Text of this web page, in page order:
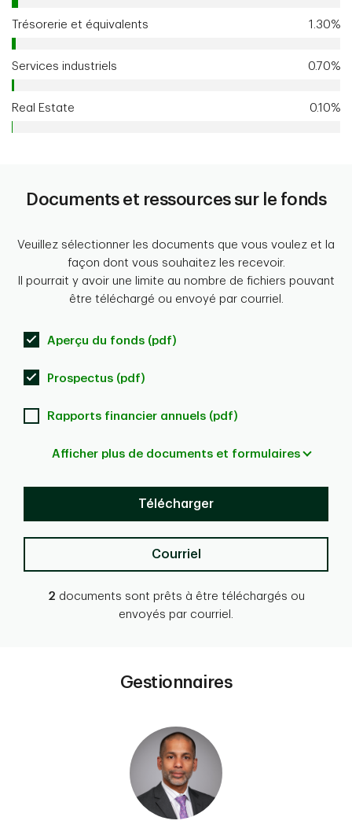
Trésorerie et équivalents 1.30%
Services industriels 0.70%
Real Estate 0.10%
Documents et ressources sur le fonds
Veuillez sélectionner les documents que vous voulez et la
façon dont vous souhaitez les recevoir.
Il pourrait y avoir une limite au nombre de fichiers pouvant
être téléchargé ou envoyé par courriel.
Aperçu du fonds (pdf)
Prospectus (pdf)
Rapports financier annuels (pdf)
Afficher plus de documents et formulaires
Télécharger
Courriel
2 documents sont prêts à être téléchargés ou
envoyés par courriel.
Gestionnaires